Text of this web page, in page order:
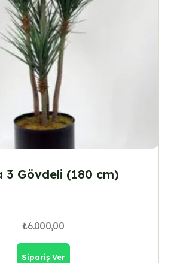
3 Gövdeli (180 cm)
₺6.000,00
Sipariş Ver